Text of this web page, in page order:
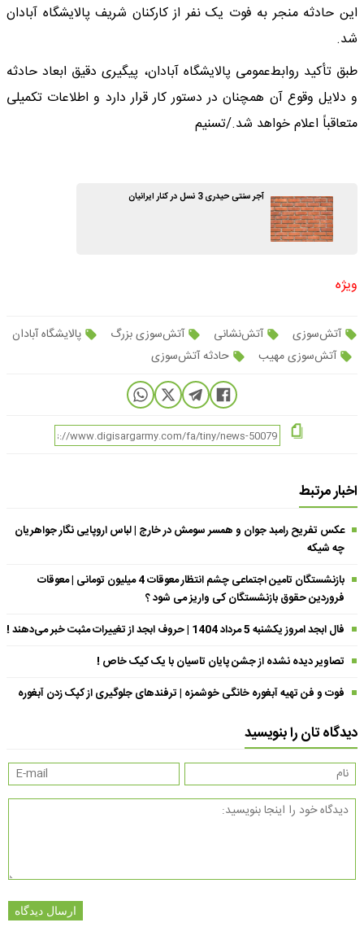
این حادثه منجر به فوت یک نفر از کارکنان شریف پالایشگاه آبادان
شد.
طبق تأکید روابط‌عمومی پالایشگاه آبادان، پیگیری دقیق ابعاد حادثه
و دلایل وقوع آن همچنان در دستور کار قرار دارد و اطلاعات تکمیلی
متعاقباً اعلام خواهد شد./تسنیم
آجر سنتی حیدری 3 نسل در کنار ایرانیان
ویژه
آتش‌سوزی آتش‌نشانی آتش‌سوزی بزرگ
پالایشگاه آبادان
آتش‌سوزی مهیب
حادثه آتش‌سوزی
اخبار مرتبط
عکس تفریح رامبد جوان و همسر سومش در خارج | لباس اروپایی نگار جواهریان
چه شیکه
بازنشستگان تامین اجتماعی چشم انتظار معوقات 4 میلیون تومانی | معوقات
فروردین حقوق بازنشستگان کی واریز می شود ؟
فال ابجد امروز یکشنبه 5 مرداد 1404 | حروف ابجد از تغییرات مثبت خبر می‌دهند !
تصاویر دیده نشده از جشن پایان تاسیان با یک کیک خاص !
فوت و فن تهیه آبغوره خانگی خوشمزه | ترفندهای جلوگیری از کپک زدن آبغوره
دیدگاه تان را بنویسید
ارسال دیدگاه